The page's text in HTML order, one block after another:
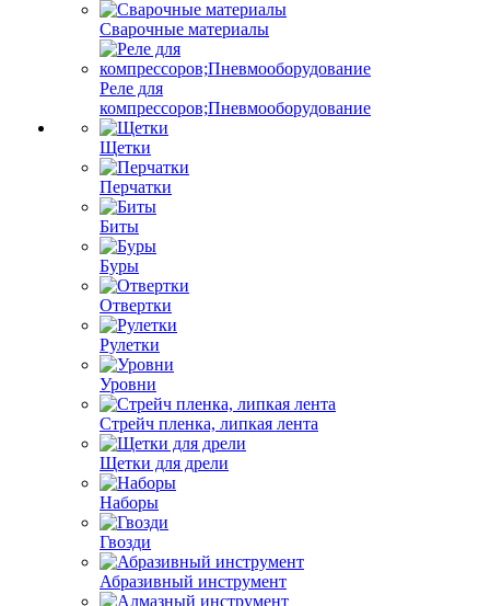
Сварочные материалы
Реле для
компрессоров;Пневмооборудование
Щетки
Перчатки
Биты
Буры
Отвертки
Рулетки
Уровни
Стрейч пленка, липкая лента
Щетки для дрели
Наборы
Гвозди
Абразивный инструмент